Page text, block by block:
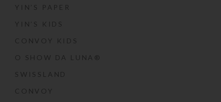
YIN’S PAPER
YIN’S KIDS
CONVOY KIDS
O SHOW DA LUNA®
SWISSLAND
CONVOY